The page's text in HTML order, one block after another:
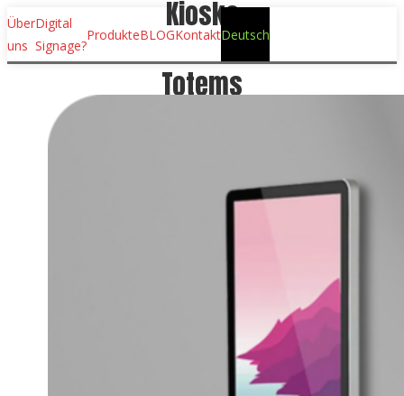
Über
uns
Digital
Signage?
ProdukteBLOGKontaktDeutsch
Kioske
Totems